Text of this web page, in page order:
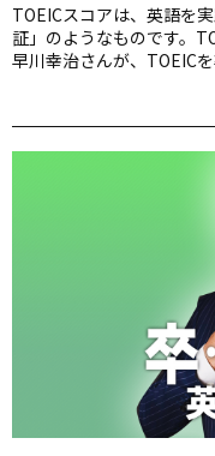
TOEICスコアは、英語を
証」のようなものです。
早川幸治さんが、TOEIC